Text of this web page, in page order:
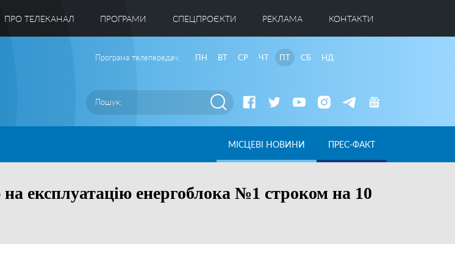
ПРО ТЕЛЕКАНАЛ ПРОГРАМИ CПЕЦПРОЄКТИ РЕКЛАМА КОНТАКТИ
Програма телепередач: ПН ВТ СР ЧТ ПТ СБ НД
МІСЦЕВІ НОВИНИ ПРЕС-ФАКТ
експлуатацію енергоблока №1 строком на 10